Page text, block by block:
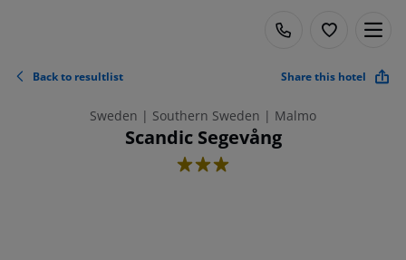
Back to resultlist Share this hotel
Sweden | Southern Sweden | Malmo
Scandic Segevång
3